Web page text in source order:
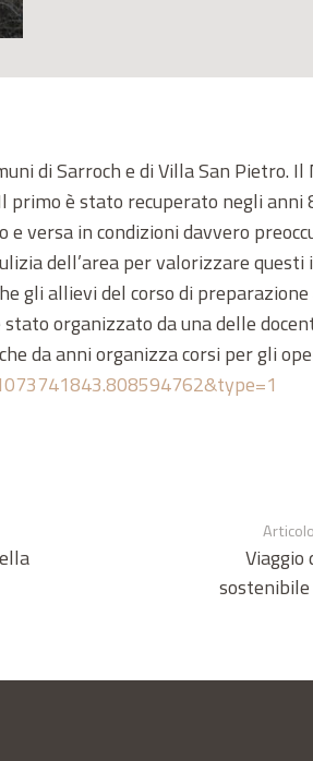
di Sarroch e di Villa San Pietro. Il
primo è stato recuperato negli anni
versa in condizioni davvero
dell’area per valorizzare
gli allievi del corso di preparazione
stato organizzato da una delle
da anni organizza corsi per gli
Viaggio